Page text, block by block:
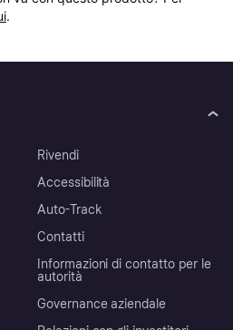
.
Rivendi
Accessibilità
Auto-Track
Contatti
Informazioni di contatto per le
autorità
Governance aziendale